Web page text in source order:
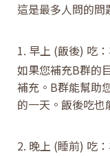
這是最多人問的問
1. 早上 (飯後) 吃
如果您補充B群的
補充。B群能幫助
的一天。飯後吃也
2. 晚上 (睡前) 吃